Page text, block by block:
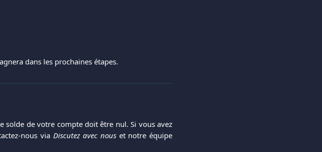
dans les prochaines étapes.
solde de votre compte doit être nul. Si vous avez
nous via Discutez avec nous et notre équipe